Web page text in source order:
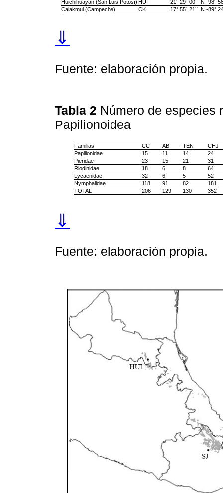
Huichihuayán (San Luis Potosí) HUI
21° 29´ 00´´ N -98°
Calakmul (Campeche)
CK 17° 55´ 21´´ N -89°
⇓
Fuente: elaboración propia.
Tabla 2 Número de especies
Papilionoidea
Familias CC AB TEN
CHJ
Papilionidae
15 11 14
24
Pieridae
23 15 21
31
Riodinidae
18 6 8
64
Lycaenidae
32 6 5
52
Nymphalidae
118 91 82
181
TOTAL
206 129 130 352
⇓
Fuente: elaboración propia.